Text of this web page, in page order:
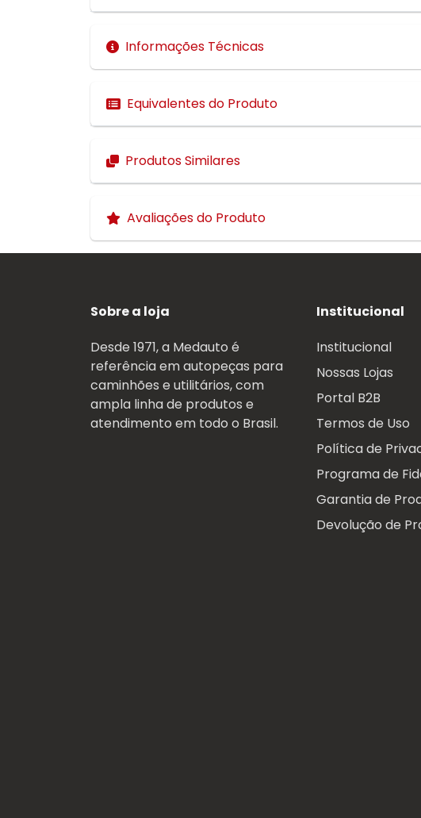
Informações Técnicas
Equivalentes do Produto
Produtos Similares
Avaliações do Produto
Sobre a loja
Desde 1971, a Medauto é
referência em autopeças para
caminhões e utilitários, com
ampla linha de produtos e
atendimento em todo o Brasil.
Institucional
Institucional
Nossas Lojas
Portal B2B
Termos de Uso
Política de
Programa de
Garantia de
Devolução de